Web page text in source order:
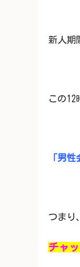
新人期
この12
「男
つまり
チャ